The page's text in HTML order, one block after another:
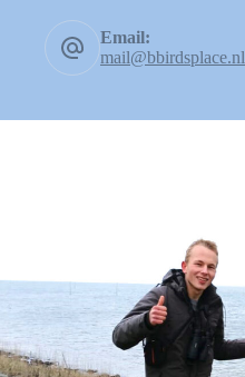
Email:
mail@bbirdsplace.nl